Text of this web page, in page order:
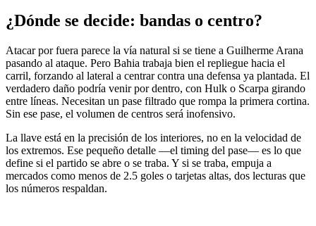
¿Dónde se decide: bandas o centro?
Atacar por fuera parece la vía natural si se tiene a Guilherme Arana
pasando al ataque. Pero Bahia trabaja bien el repliegue hacia el
carril, forzando al lateral a centrar contra una defensa ya plantada. El
verdadero daño podría venir por dentro, con Hulk o Scarpa girando
entre líneas. Necesitan un pase filtrado que rompa la primera cortina.
Sin ese pase, el volumen de centros será inofensivo.
La llave está en la precisión de los interiores, no en la velocidad de
los extremos. Ese pequeño detalle —el timing del pase— es lo que
define si el partido se abre o se traba. Y si se traba, empuja a
mercados como menos de 2.5 goles o tarjetas altas, dos lecturas que
los números respaldan.